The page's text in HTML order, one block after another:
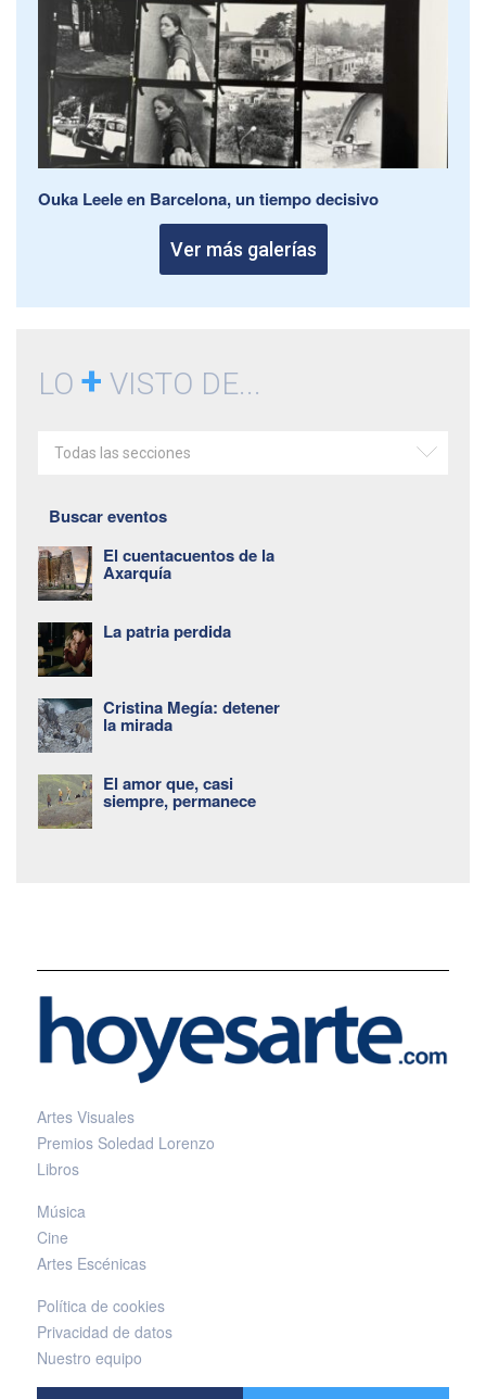
Ouka Leele en Barcelona, un tiempo decisivo
Ver más galerías
LO + VISTO DE...
Todas las secciones
Buscar eventos
El cuentacuentos de la
Axarquía
La patria perdida
Cristina Megía: detener
la mirada
El amor que, casi
siempre, permanece
Artes Visuales
Premios Soledad Lorenzo
Libros
Música
Cine
Artes Escénicas
Política de cookies
Privacidad de datos
Nuestro equipo